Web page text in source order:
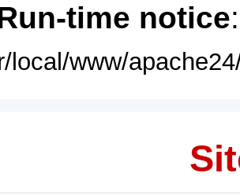
time notice
local/www/